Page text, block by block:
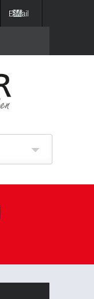
E-Mail